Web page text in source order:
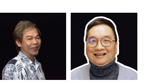
一日全口重建
植牙
品集
集
聯絡均潔